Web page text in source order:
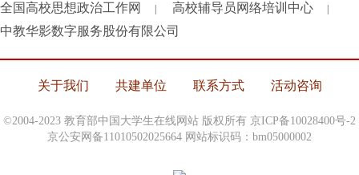
全国高校思想政治工作网 高校辅导员网络培训中心
中教华影数字服务股份有限公司
关于我们 共建单位 联系方式 活动咨询
©2004-2023 教育部中国大学生在线网站 版权所有 京ICP备10028400号-2
京公安网备11010502025664 网站标识码：bm05000002